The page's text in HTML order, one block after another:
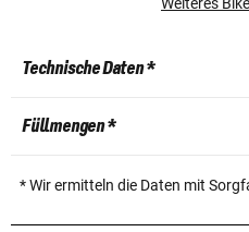
Technische Daten *
Füllmengen *
* Wir ermitteln die Daten mit